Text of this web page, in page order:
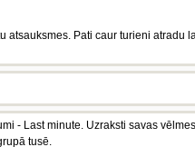
atsauksmes. Pati caur turieni atradu
- Last minute. Uzraksti savas
tusē.